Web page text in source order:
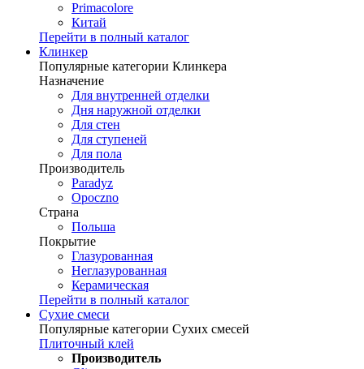
Primacolore
Китай
Перейти в полный каталог
Клинкер
Популярные категории Клинкера
Назначение
Для внутренней отделки
Дня наружной отделки
Для стен
Для ступеней
Для пола
Производитель
Paradyz
Opoczno
Страна
Польша
Покрытие
Глазурованная
Неглазурованная
Керамическая
Перейти в полный каталог
Сухие смеси
Популярные категории Сухих смесей
Плиточный клей
Производитель